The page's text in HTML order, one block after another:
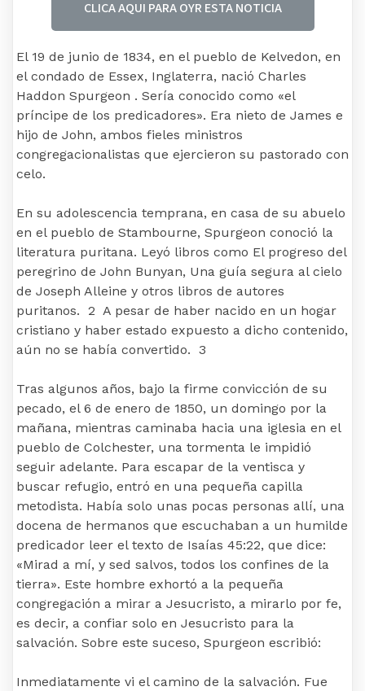
CLICA AQUI PARA OYR ESTA NOTICIA
El 19 de junio de 1834, en el pueblo de Kelvedon, en
el condado de Essex, Inglaterra, nació Charles
Haddon Spurgeon . Sería conocido como «el
príncipe de los predicadores». Era nieto de James e
hijo de John, ambos fieles ministros
congregacionalistas que ejercieron su pastorado con
celo.
En su adolescencia temprana, en casa de su abuelo
en el pueblo de Stambourne, Spurgeon conoció la
literatura puritana. Leyó libros como El progreso del
peregrino de John Bunyan, Una guía segura al cielo
de Joseph Alleine y otros libros de autores
puritanos. 2 A pesar de haber nacido en un hogar
cristiano y haber estado expuesto a dicho contenido,
aún no se había convertido. 3
Tras algunos años, bajo la firme convicción de su
pecado, el 6 de enero de 1850, un domingo por la
mañana, mientras caminaba hacia una iglesia en el
pueblo de Colchester, una tormenta le impidió
seguir adelante. Para escapar de la ventisca y
buscar refugio, entró en una pequeña capilla
metodista. Había solo unas pocas personas allí, una
docena de hermanos que escuchaban a un humilde
predicador leer el texto de Isaías 45:22, que dice:
«Mirad a mí, y sed salvos, todos los confines de la
tierra». Este hombre exhortó a la pequeña
congregación a mirar a Jesucristo, a mirarlo por fe,
es decir, a confiar solo en Jesucristo para la
salvación. Sobre este suceso, Spurgeon escribió:
Inmediatamente vi el camino de la salvación. Fue